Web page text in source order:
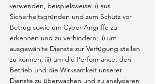
verwenden, beispielsweise: i) aus
Sicherheitsgründen und zum Schutz vor
Betrug sowie um Cyber-Angriffe zu
erkennen und zu verhindern; ii) um
ausgewählte Dienste zur Verfügung stellen
zu können; iii) um die Performance, den
Betrieb und die Wirksamkeit unserer
Dienste zu überwachen und zu analysieren